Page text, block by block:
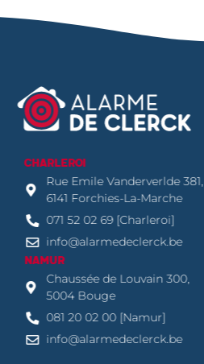
CHARLEROI
Rue Emile Vanderverlde 381,
6141 Forchies-La-Marche
071 52 02 69 [Charleroi]
info@alarmedeclerck.be
NAMUR
Chaussée de Louvain 300,
5004 Bouge
081 20 02 00 [Namur]
info@alarmedeclerck.be